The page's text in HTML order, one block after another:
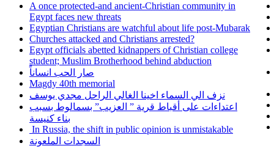
A once protected-and ancient-Christian community in
Egypt faces new threats
Egyptian Christians are watchful about life post-Mubarak
Churches attacked and Christians arrested?
Egypt officials abetted kidnappers of Christian college
student; Muslim Brotherhood behind abduction
صار الحب انساناً
Magdy 40th memorial
نزف الي السماء اخينا الغالي الراحل مجدي يوسف
اعتداءات على أقباط قرية ” العزيب” بسمالوط بسبب
بناء كنيسة
In Russia, the shift in public opinion is unmistakable
السجدات الملعونة